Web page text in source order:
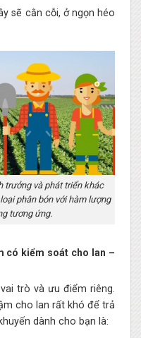
sẽ cằn cỗi, ở ngọn héo
trưởng và phát triển khác
phân bón với hàm lượng
tương ứng.
có kiểm soát cho lan –
trò và ưu điểm riêng.
cho lan rất khó để trả
dành cho bạn là: